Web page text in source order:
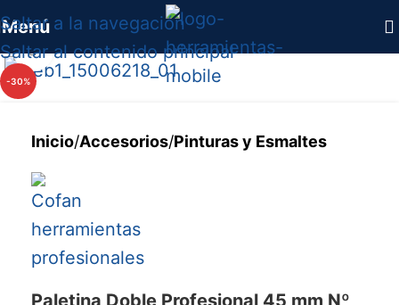
Saltar a la navegación
Saltar al contenido principal
Menú
-30%
Haga clic para ampliar
Inicio/Accesorios/Pinturas y Esmaltes
Paletina Doble Profesional 45 mm Nº